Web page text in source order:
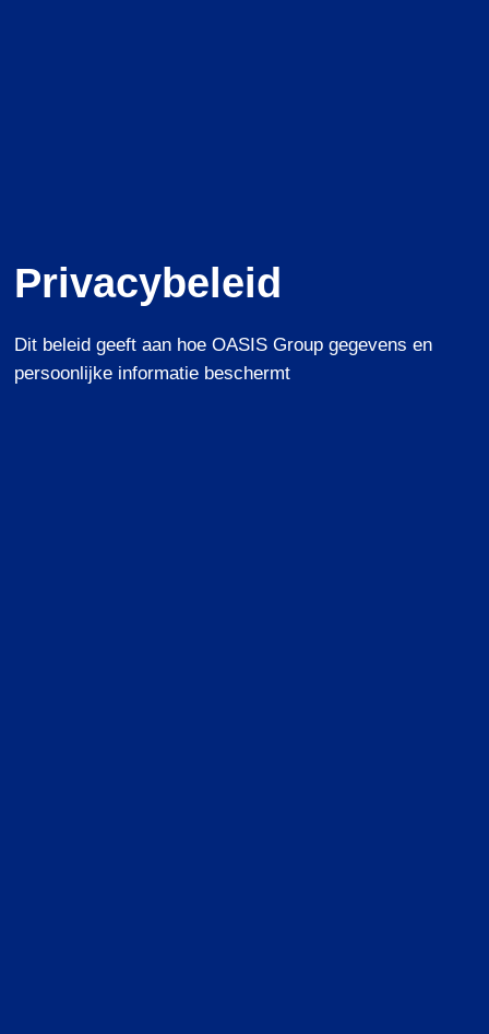
Privacybeleid
Dit beleid geeft aan hoe OASIS Group gegevens en
persoonlijke informatie beschermt